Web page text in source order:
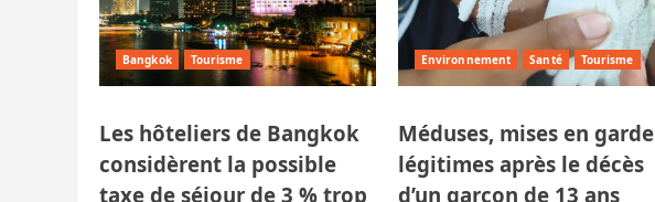
Bangkok Tourisme
Les hôteliers de Bangkok
considèrent la possible
taxe de séjour de 3 % trop
Environnement Santé Tourisme
Méduses, mises en garde
légitimes après le décès
d’un garçon de 13 ans